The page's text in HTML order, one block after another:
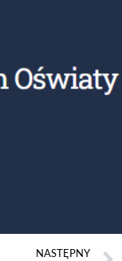
NASTĘPNY